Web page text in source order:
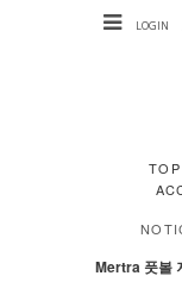
LOGIN
TOP
Mertra 풋볼